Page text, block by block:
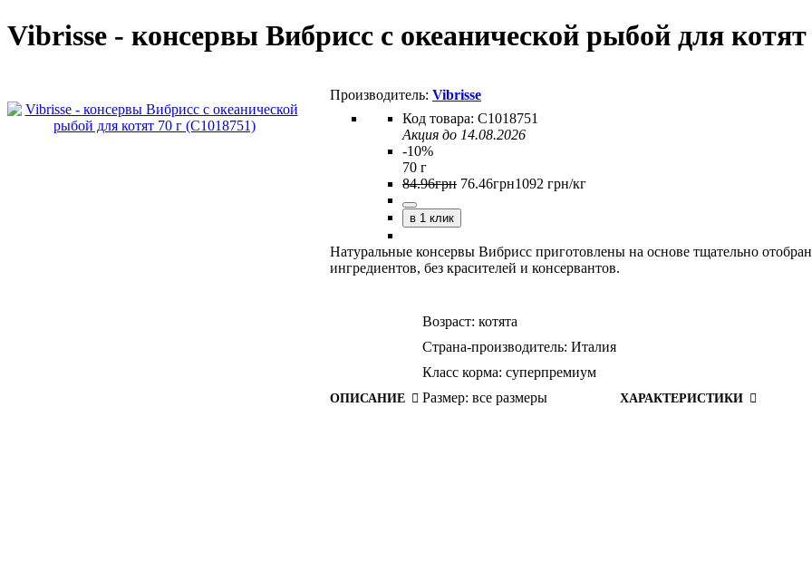
Vibrisse - консервы Вибрисс с океанической рыбой для котят
Vibrisse
C1018751
Акция до 14.08.2026
-10%
70 г
84.96грн 76.46грн1092 грн/кг
в 1 клик
Натуральные консервы Вибрисс приготовлены на основе тщательно
ингредиентов, без красителей и консервантов.
ОПИСАНИЕ
Возраст: котята
Страна-производитель: Италия
Класс корма: суперпремиум
Размер: все размеры ХАРАКТЕРИСТИКИ